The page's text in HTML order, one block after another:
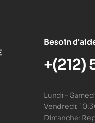
Besoin
+(212)
Lundi –
Vendredi:
Dimanche: